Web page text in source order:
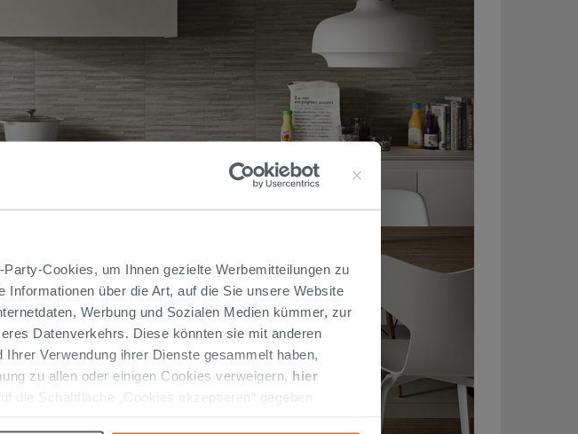
Cookies, um Ihnen gezielte Werbemitteilungen zu
über die Art, auf die Sie unsere Website
Werbung und Sozialen Medien kümmer, zur
Datenverkehrs. Diese könnten sie mit anderen
Verwendung ihrer Dienste gesammelt haben,
zu allen oder einigen Cookies verweigern, hier
die Schaltfläche „Cookies akzeptieren“ gegeben